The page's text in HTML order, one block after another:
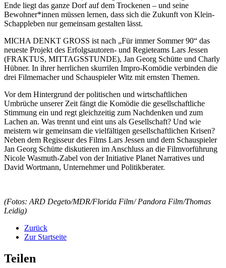
Ende liegt das ganze Dorf auf dem Trockenen – und seine
Bewohner*innen müssen lernen, dass sich die Zukunft von Klein-
Schappleben nur gemeinsam gestalten lässt.
MICHA DENKT GROSS ist nach „Für immer Sommer 90“ das
neueste Projekt des Erfolgsautoren- und Regieteams Lars Jessen
(FRAKTUS, MITTAGSSTUNDE), Jan Georg Schütte und Charly
Hübner. In ihrer herrlichen skurrilen Impro-Komödie verbinden die
drei Filmemacher und Schauspieler Witz mit ernsten Themen.
Vor dem Hintergrund der politischen und wirtschaftlichen
Umbrüche unserer Zeit fängt die Komödie die gesellschaftliche
Stimmung ein und regt gleichzeitig zum Nachdenken und zum
Lachen an. Was trennt und eint uns als Gesellschaft? Und wie
meistern wir gemeinsam die vielfältigen gesellschaftlichen Krisen?
Neben dem Regisseur des Films Lars Jessen und dem Schauspieler
Jan Georg Schütte diskutieren im Anschluss an die Filmvorführung
Nicole Wasmuth-Zabel von der Initiative Planet Narratives und
David Wortmann, Unternehmer und Politikberater.
(Fotos: ARD Degeto/MDR/Florida Film/ Pandora Film/Thomas
Leidig)
Zurück
Zur Startseite
Teilen